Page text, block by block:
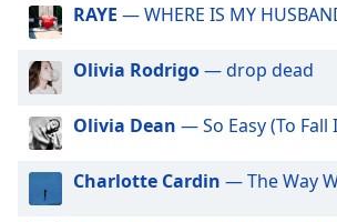
Fullscreen
This
modal
window.
Beginning
RAYE — WHERE IS MY
Olivia Rodrigo— drop dead
Olivia Dean — So Easy (To Fall
Charlotte Cardin — The Way